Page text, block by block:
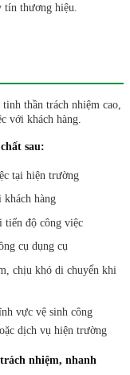
thương hiệu.
thần trách nhiệm cao,
với khách hàng.
sau:
tại hiện trường
hàng
tiến độ công việc
cụ dụng cụ
chịu khó di chuyển khi
vực vệ sinh công
dịch vụ hiện trường
trách nhiệm, nhanh